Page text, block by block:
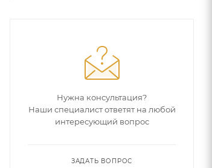
Нужна консультация?
Наши специалист ответят на любой
интересующий вопрос
ЗАДАТЬ ВОПРОС